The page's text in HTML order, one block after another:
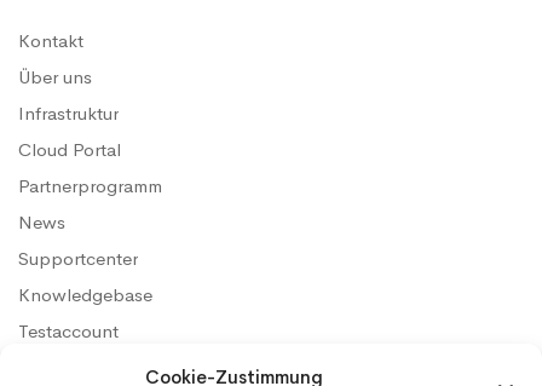
Cookie-Zustimmung
Kontakt
Über uns
Infrastruktur
Cloud Portal
Partnerprogramm
News
Supportcenter
Knowledgebase
Testaccount
Konditionen & SLA